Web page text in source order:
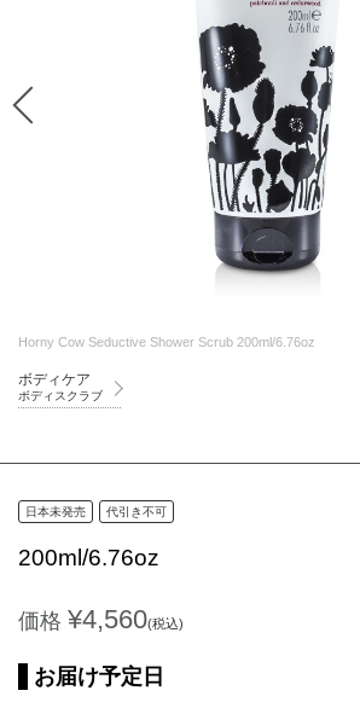
Horny Cow Seductive Shower Scrub 200ml/6.76oz
ボディケア
ボディスクラブ
日本未発売 代引き不可
200ml/6.76oz
価格 ¥4,560(税込)
お届け予定日